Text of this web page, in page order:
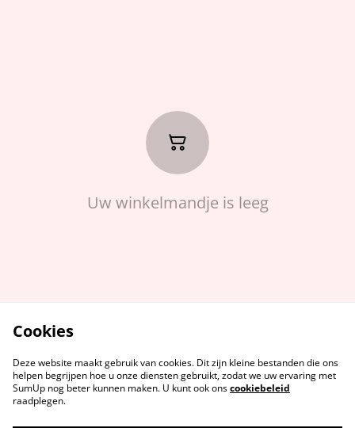
Uw winkelmandje is leeg
Cookies
Deze website maakt gebruik van cookies. Dit zijn kleine bestanden die ons
helpen begrijpen hoe u onze diensten gebruikt, zodat we uw ervaring met
SumUp nog beter kunnen maken. U kunt ook onscookiebeleid
raadplegen.